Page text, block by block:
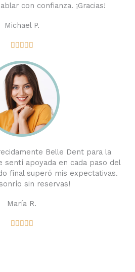
con confianza. ¡Gracias!
Michael P.
    Valorado
5
de
5
Belle Dent para la
sentí apoyada en cada paso del
final superó mis expectativas.
sin reservas!
María R.
    Valorado